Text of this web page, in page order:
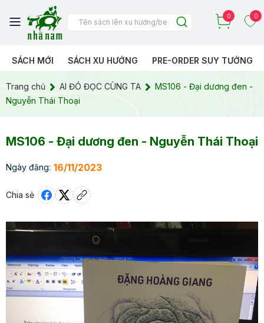
0 0
SÁCH MỚI SÁCH XU HƯỚNG PRE-ORDER SUY TƯỞNG
Trang chủ AI ĐÓ ĐỌC CÙNG TA
MS106 - Đại dương đen -
Nguyễn Thái Thoại
MS106 - Đại dương đen - Nguyễn Thái Thoại
Ngày đăng: 16/11/2023
Chia sẻ